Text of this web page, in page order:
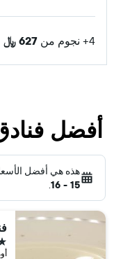
4+ نجوم من 627 ﷼
أفضل
هذه هي أفضل
15 - 16
.
4 نجوم